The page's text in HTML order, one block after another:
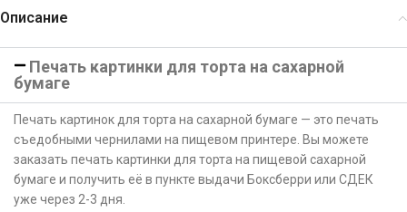
Описание
Печать картинки для торта на сахарной
бумаге
Печать картинок для торта на сахарной бумаге — это печать
съедобными чернилами на пищевом принтере. Вы можете
заказать печать картинки для торта на пищевой сахарной
бумаге и получить её в пункте выдачи Боксберри или СДЕК
уже через 2-3 дня.